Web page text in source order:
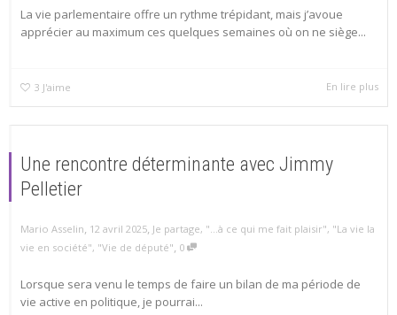
La vie parlementaire offre un rythme trépidant, mais j’avoue
apprécier au maximum ces quelques semaines où on ne siège...
3 J'aime En lire plus
Une rencontre déterminante avec Jimmy
Pelletier
Mario Asselin, 12 avril 2025, Je partage, "...à ce qui me fait plaisir", "La vie la
vie en société", "Vie de député", 0
Lorsque sera venu le temps de faire un bilan de ma période de
vie active en politique, je pourrai...